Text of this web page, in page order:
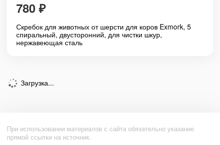
780 ₽
Скребок для животных от шерсти для коров Exmork, 5
спиральный, двусторонний, для чистки шкур,
нержавеющая сталь
Загрузка...
При использовании материалов с сайта обязательно указание
прямой ссылки на источник.